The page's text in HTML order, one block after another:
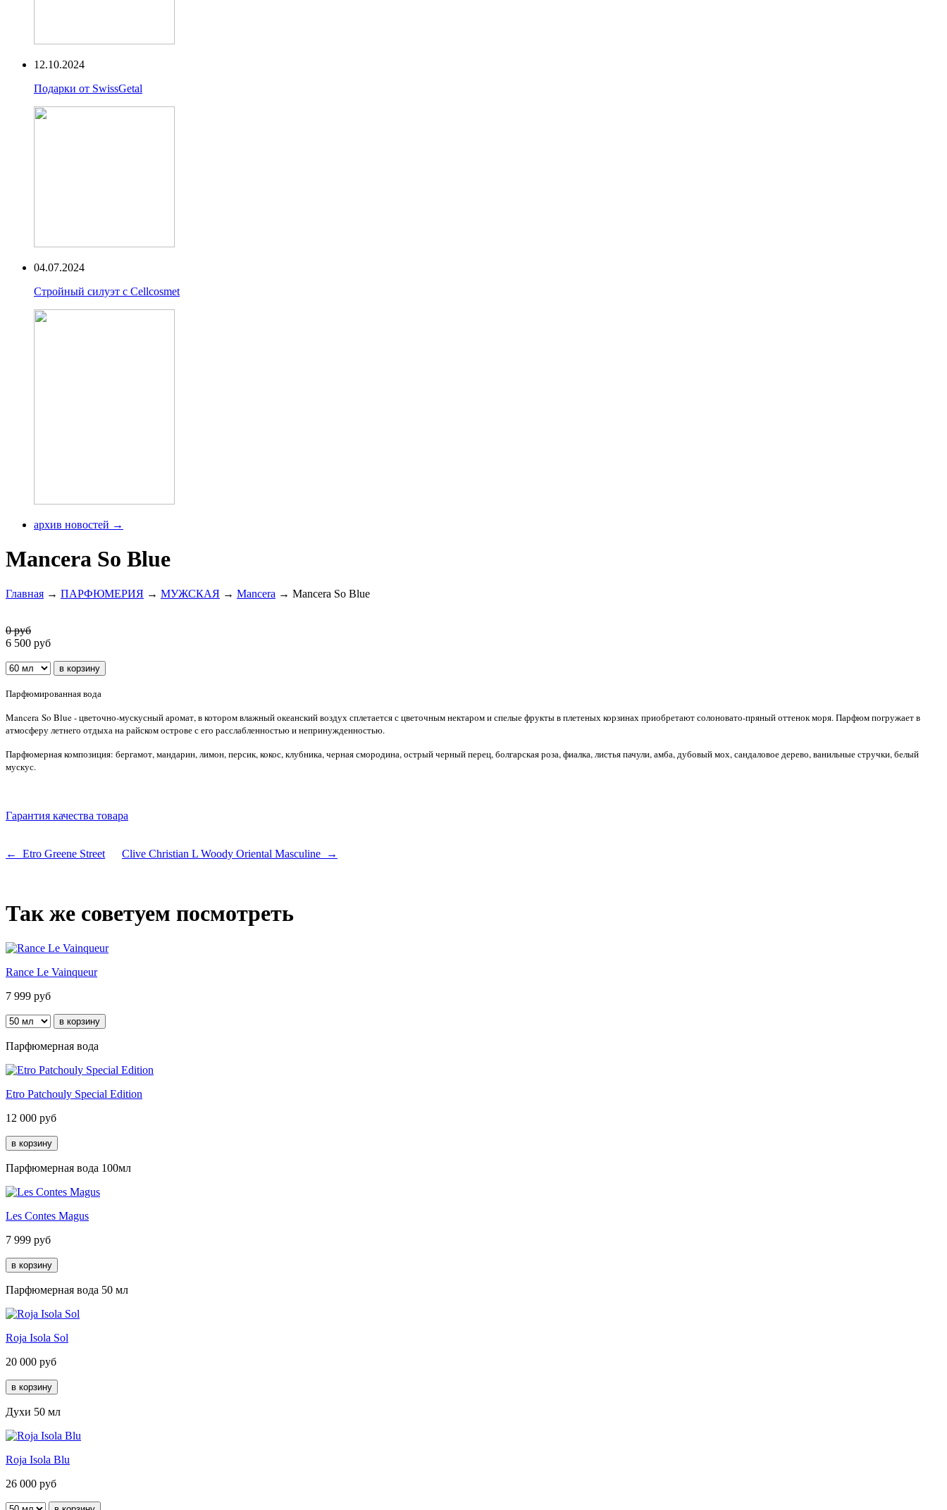
12.10.2024
Подарки от SwissGetal
04.07.2024
Стройный силуэт с Cellcosmet
архив новостей →
Mancera So Blue
Главная → ПАРФЮМЕРИЯ → МУЖСКАЯ → Mancera → Mancera So Blue
0 руб
6 500 руб
Парфюмированная вода
Mancera So Blue - цветочно-мускусный аромат, в котором влажный океанский воздух сплетается с цветочным нектаром и спелые фрукты в плетеных корзинах приобретают солоновато-пряный оттенок моря. Парфюм погружает в
атмосферу летнего отдыха на райском острове с его расслабленностью и непринужденностью.
Парфюмерная композиция: бергамот, мандарин, лимон, персик, кокос, клубника, черная смородина, острый черный перец, болгарская роза, фиалка, листья пачули, амба, дубовый мох, сандаловое дерево, ванильные стручки, белый
мускус.
Гарантия качества товара
← Etro Greene Street Clive Christian L Woody Oriental Masculine →
Так же советуем посмотреть
Rance Le Vainqueur
7 999 руб
Парфюмерная вода
Etro Patchouly Special Edition
12 000 руб
Парфюмерная вода 100мл
Les Contes Magus
7 999 руб
Парфюмерная вода 50 мл
Roja Isola Sol
20 000 руб
Духи 50 мл
Roja Isola Blu
26 000 руб